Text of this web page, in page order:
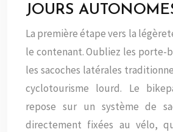
JOURS
La première étape vers la
le contenant. Oubliez les porte-
les sacoches latérales
cyclotourisme lourd. Le
repose sur un système de
directement fixées au vélo,